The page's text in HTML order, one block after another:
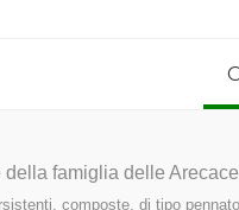
famiglia delle
composte, di tipo